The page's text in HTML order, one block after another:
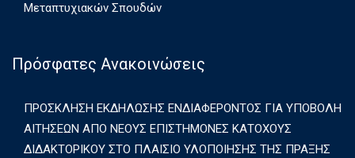
Μεταπτυχιακών Σπουδών
Πρόσφατες Ανακοινώσεις
ΠΡΟΣΚΛΗΣΗ ΕΚΔΗΛΩΣΗΣ ΕΝΔΙΑΦΕΡΟΝΤΟΣ ΓΙΑ ΥΠΟΒΟΛΗ
ΑΙΤΗΣΕΩΝ ΑΠΟ ΝΕΟΥΣ ΕΠΙΣΤΗΜΟΝΕΣ ΚΑΤΟΧΟΥΣ
ΔΙΔΑΚΤΟΡΙΚΟΥ ΣΤΟ ΠΛΑΙΣΙΟ ΥΛΟΠΟΙΗΣΗΣ ΤΗΣ ΠΡΑΞΗΣ